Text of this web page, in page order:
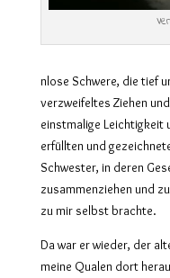
nlose Schwere, die tief
verzweifeltes Ziehen
einstmalige Leichtigkeit
erfüllten und
Schwester, in deren
zusammenziehen und
zu mir selbst brachte.
Da war er wieder, der
meine Qualen dort